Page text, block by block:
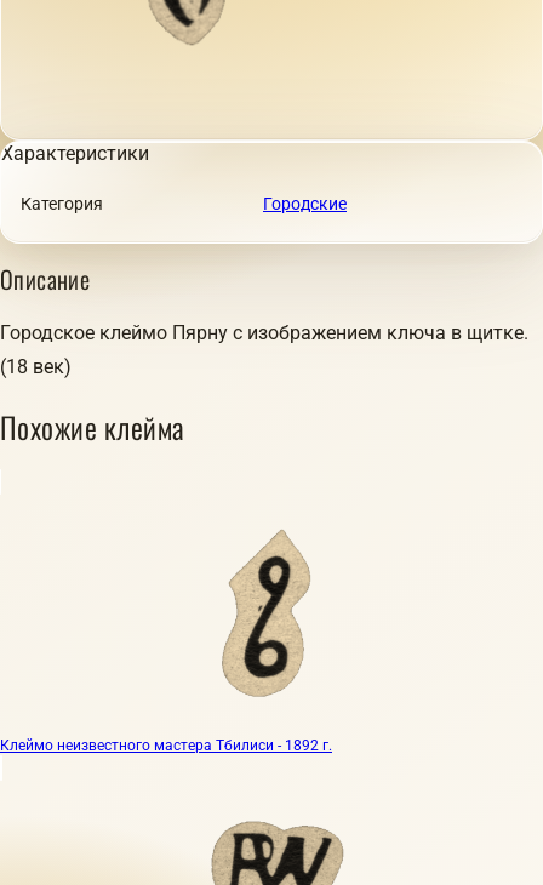
Характеристики
Категория Городские
Описание
Городское клеймо Пярну с изображением ключа в щитке.
(18 век)
Похожие клейма
Клеймо неизвестного мастера Тбилиси - 1892 г.